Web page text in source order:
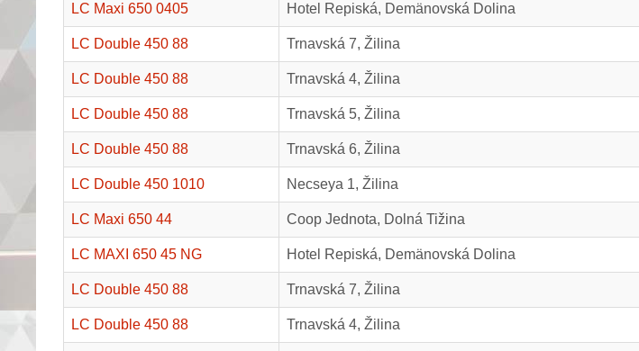
LC Maxi 650 0405 Hotel Repiská, Demänovská Dolina
LC Double 450 88 Trnavská 7, Žilina
LC Double 450 88 Trnavská 4, Žilina
LC Double 450 88 Trnavská 5, Žilina
LC Double 450 88 Trnavská 6, Žilina
LC Double 450 1010 Necseya 1, Žilina
LC Maxi 650 44 Coop Jednota, Dolná Tižina
LC MAXI 650 45 NG Hotel Repiská, Demänovská Dolina
LC Double 450 88 Trnavská 7, Žilina
LC Double 450 88 Trnavská 4, Žilina